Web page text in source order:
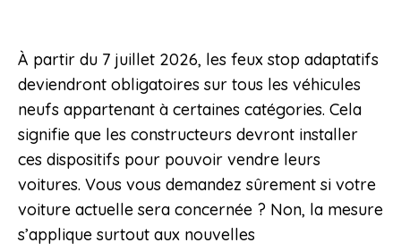
À partir du 7 juillet 2026, les feux stop adaptatifs
deviendront obligatoires sur tous les véhicules
neufs appartenant à certaines catégories. Cela
signifie que les constructeurs devront installer
ces dispositifs pour pouvoir vendre leurs
voitures. Vous vous demandez sûrement si votre
voiture actuelle sera concernée ? Non, la mesure
s’applique surtout aux nouvelles